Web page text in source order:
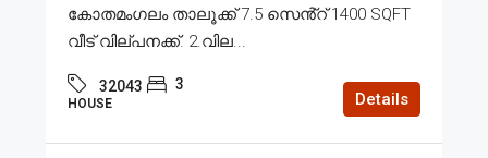
കോതമംഗലം താലൂക്ക് 7.5 സെൻ്റ് 1400 SQFT
വീട് വില്പനക്ക്. 2.വില...
32043 3
HOUSE Details